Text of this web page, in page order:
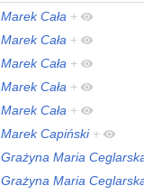
Marek Cała +
Marek Cała +
Marek Cała +
Marek Cała +
Marek Cała +
Marek Capiński +
Grażyna Maria
Grażyna Maria